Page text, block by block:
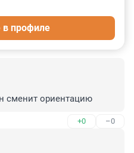
в профиле
сменит ориентацию
+0 –0